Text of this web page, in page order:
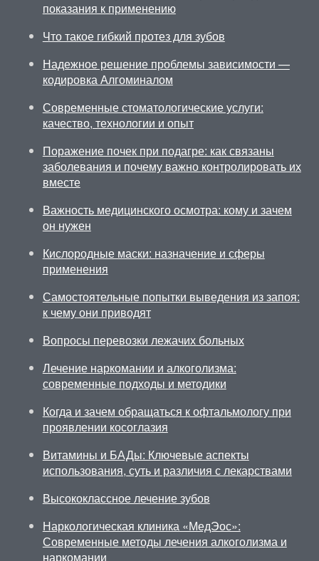
показания к применению
Что такое гибкий протез для зубов
Надежное решение проблемы зависимости —
кодировка Алгоминалом
Современные стоматологические услуги:
качество, технологии и опыт
Поражение почек при подагре: как связаны
заболевания и почему важно контролировать их
вместе
Важность медицинского осмотра: кому и зачем
он нужен
Кислородные маски: назначение и сферы
применения
Самостоятельные попытки выведения из запоя:
к чему они приводят
Вопросы перевозки лежачих больных
Лечение наркомании и алкоголизма:
современные подходы и методики
Когда и зачем обращаться к офтальмологу при
проявлении косоглазия
Витамины и БАДы: Ключевые аспекты
использования, суть и различия с лекарствами
Высококлассное лечение зубов
Наркологическая клиника «МедЭос»:
Современные методы лечения алкоголизма и
наркомании